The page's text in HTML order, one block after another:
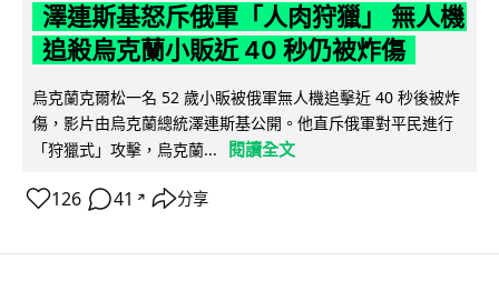
澤連斯基怒斥俄軍「人肉狩獵」 無人機
追殺烏克蘭小販近 40 秒仍被炸傷
烏克蘭克爾松一名 52 歲小販被俄軍無人機追擊近 40 秒後被炸
傷，影片由烏克蘭總統澤連斯基公開。他直斥俄軍對平民進行
「狩獵式」攻擊，烏克蘭...
閱讀全文
126 41 ↗ 分享